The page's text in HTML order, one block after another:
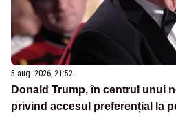
5 aug. 2026, 21:52
Donald Trump, în centrul unui
privind accesul preferențial la